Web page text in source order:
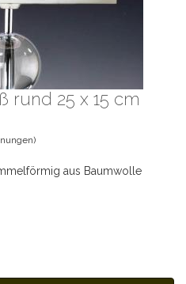
rund 25 x 15 cm
aus Baumwolle